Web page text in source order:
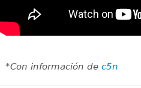
*Con información de c5n